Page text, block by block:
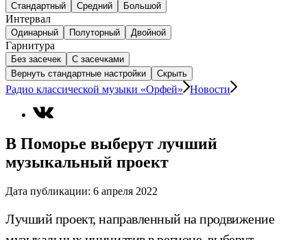
Стандартный Средний Большой
Интервал
Одинарный Полуторный Двойной
Гарнитура
Без засечек
С засечками
Вернуть стандартные настройки
Скрыть
Радио классической музыки «Орфей» Новости
В Поморье выберут лучший
музыкальный проект
Дата публикации: 6 апреля 2022
Лучший проект, направленный на продвижение